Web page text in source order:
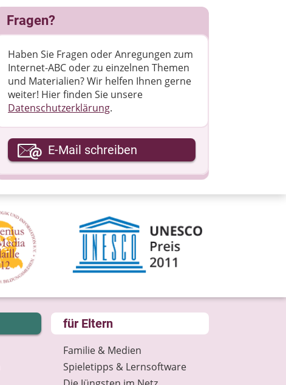
Fragen?
Haben Sie Fragen oder Anregungen zum
Internet-ABC oder zu einzelnen Themen
und Materialien? Wir helfen Ihnen gerne
weiter! ​Hier finden Sie unsere
Datenschutzerklärung.
Ihre E-Mail-Adresse
Ihre Nachricht
E-Mail schreiben
für Eltern
Familie & Medien
Spieletipps & Lernsoftware